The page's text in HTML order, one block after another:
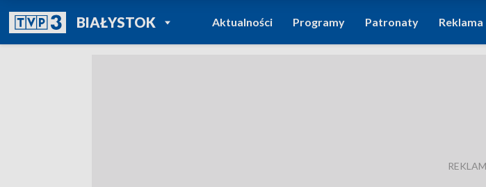
BIAŁYSTOKPOWRÓT DO
TVP REGIONY
Aktualności Programy Patronaty Reklama